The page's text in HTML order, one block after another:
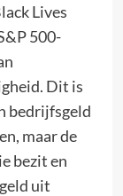
Lives
500-
Dit is
bedrijfsgeld
maar de
bezit en
uit